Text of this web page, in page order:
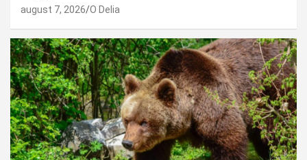
august 7, 2026 O Delia